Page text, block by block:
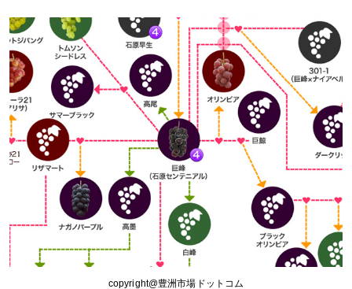
copyright@豊洲市場ドットコム